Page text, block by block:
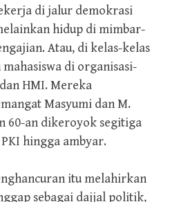
di jalur demokrasi
hidup di mimbar-
Atau, di kelas-kelas
di organisasi-
HMI. Mereka
Masyumi dan M.
60-an dikeroyok segitiga
hingga ambyar.
itu melahirkan
sebagai dajjal politik,